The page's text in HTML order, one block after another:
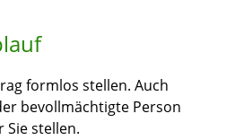
formlos stellen. Auch
bevollmächtigte Person
Sie stellen.